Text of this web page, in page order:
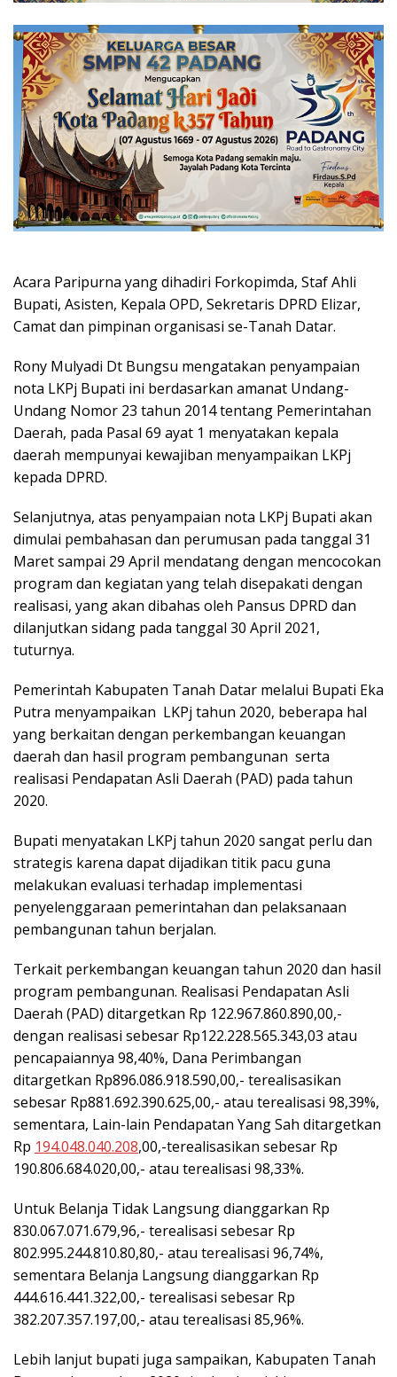
Acara Paripurna yang dihadiri Forkopimda, Staf Ahli
Bupati, Asisten, Kepala OPD, Sekretaris DPRD Elizar,
Camat dan pimpinan organisasi se-Tanah Datar.
Rony Mulyadi Dt Bungsu mengatakan penyampaian
nota LKPj Bupati ini berdasarkan amanat Undang-
Undang Nomor 23 tahun 2014 tentang Pemerintahan
Daerah, pada Pasal 69 ayat 1 menyatakan kepala
daerah mempunyai kewajiban menyampaikan LKPj
kepada DPRD.
Selanjutnya, atas penyampaian nota LKPj Bupati akan
dimulai pembahasan dan perumusan pada tanggal 31
Maret sampai 29 April mendatang dengan mencocokan
program dan kegiatan yang telah disepakati dengan
realisasi, yang akan dibahas oleh Pansus DPRD dan
dilanjutkan sidang pada tanggal 30 April 2021,
tuturnya.
Pemerintah Kabupaten Tanah Datar melalui Bupati Eka
Putra menyampaikan LKPj tahun 2020, beberapa hal
yang berkaitan dengan perkembangan keuangan
daerah dan hasil program pembangunan serta
realisasi Pendapatan Asli Daerah (PAD) pada tahun
2020.
Bupati menyatakan LKPj tahun 2020 sangat perlu dan
strategis karena dapat dijadikan titik pacu guna
melakukan evaluasi terhadap implementasi
penyelenggaraan pemerintahan dan pelaksanaan
pembangunan tahun berjalan.
Terkait perkembangan keuangan tahun 2020 dan hasil
program pembangunan. Realisasi Pendapatan Asli
Daerah (PAD) ditargetkan Rp 122.967.860.890,00,-
dengan realisasi sebesar Rp122.228.565.343,03 atau
pencapaiannya 98,40%, Dana Perimbangan
ditargetkan Rp896.086.918.590,00,- terealisasikan
sebesar Rp881.692.390.625,00,- atau terealisasi 98,39%,
sementara, Lain-lain Pendapatan Yang Sah ditargetkan
Rp 194.048.040.208,00,-terealisasikan sebesar Rp
190.806.684.020,00,- atau terealisasi 98,33%.
Untuk Belanja Tidak Langsung dianggarkan Rp
830.067.071.679,96,- terealisasi sebesar Rp
802.995.244.810.80,80,- atau terealisasi 96,74%,
sementara Belanja Langsung dianggarkan Rp
444.616.441.322,00,- terealisasi sebesar Rp
382.207.357.197,00,- atau terealisasi 85,96%.
Lebih lanjut bupati juga sampaikan, Kabupaten Tanah